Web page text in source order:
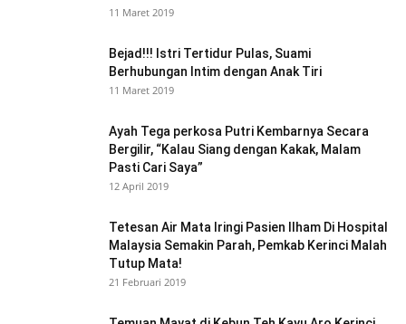
11 Maret 2019
Bejad!!! Istri Tertidur Pulas, Suami
Berhubungan Intim dengan Anak Tiri
11 Maret 2019
Ayah Tega perkosa Putri Kembarnya Secara
Bergilir, “Kalau Siang dengan Kakak, Malam
Pasti Cari Saya”
12 April 2019
Tetesan Air Mata Iringi Pasien Ilham Di Hospital
Malaysia Semakin Parah, Pemkab Kerinci Malah
Tutup Mata!
21 Februari 2019